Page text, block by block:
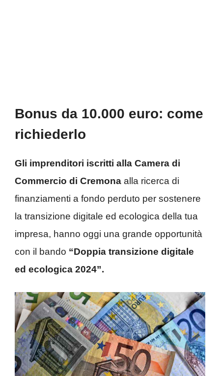
Bonus da 10.000 euro: come
richiederlo
Gli imprenditori iscritti alla Camera di
Commercio di Cremona alla ricerca di
finanziamenti a fondo perduto per sostenere
la transizione digitale ed ecologica della tua
impresa, hanno oggi una grande opportunità
con il bando “Doppia transizione digitale
ed ecologica 2024”.